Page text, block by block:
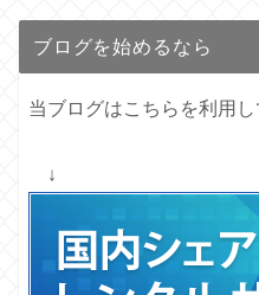
ブログを始めるなら
当ブログはこちらを利用し
↓